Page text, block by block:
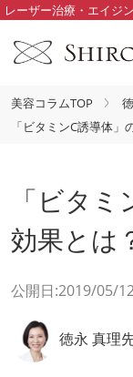
レーザー治療・エイジ
美容コラムTOP
「ビタミンC誘導体」
「ビタ
効果とは
公開日:2019/05/
徳永 真理